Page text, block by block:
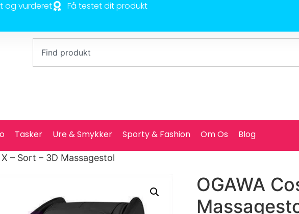
og vurderet Få testet dit produkt
Tasker Ure & Smykker Sporty & Fashion Om Os Blog
– Sort – 3D Massagestol
OGAWA